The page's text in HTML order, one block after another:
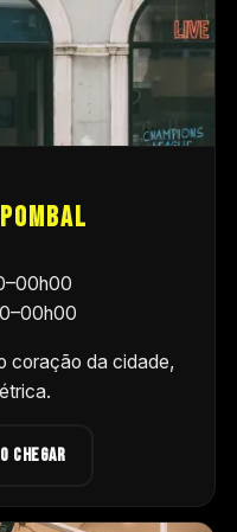
coração da cidade,
CHEGAR